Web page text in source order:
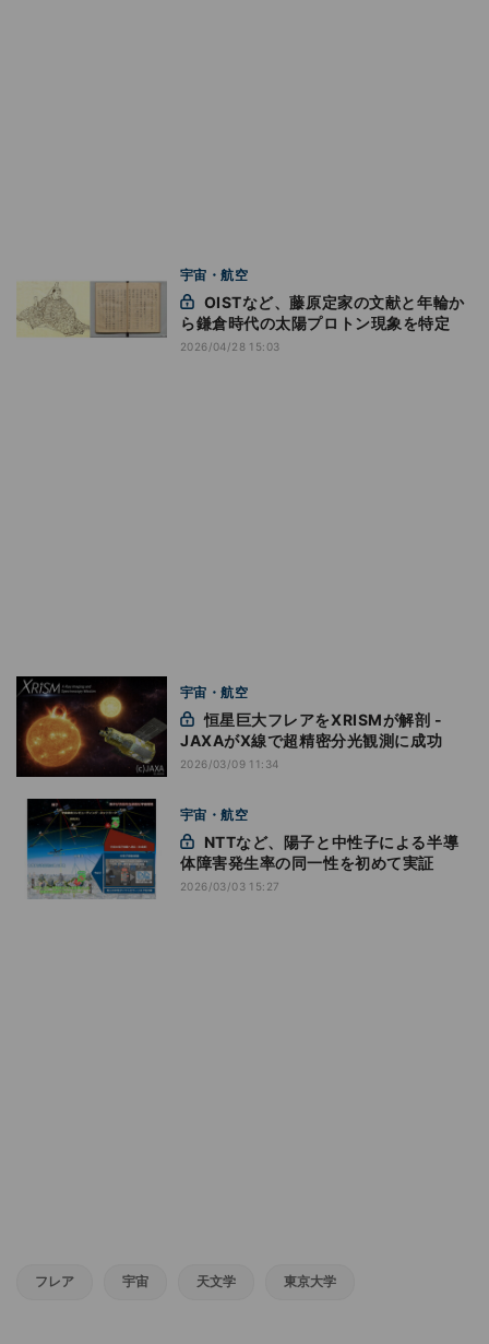
宇宙・航空
ら鎌倉時代の太陽プロトン現象を特定
2026/04/28 15:03
宇宙・航空
恒星巨大フレアをXRISMが解剖 -
JAXAがX線で超精密分光観測に成功
2026/03/09 11:34
宇宙・航空
体障害発生率の同一性を初めて実証
2026/03/03 15:27
フレア 宇宙 天文学 東京大学